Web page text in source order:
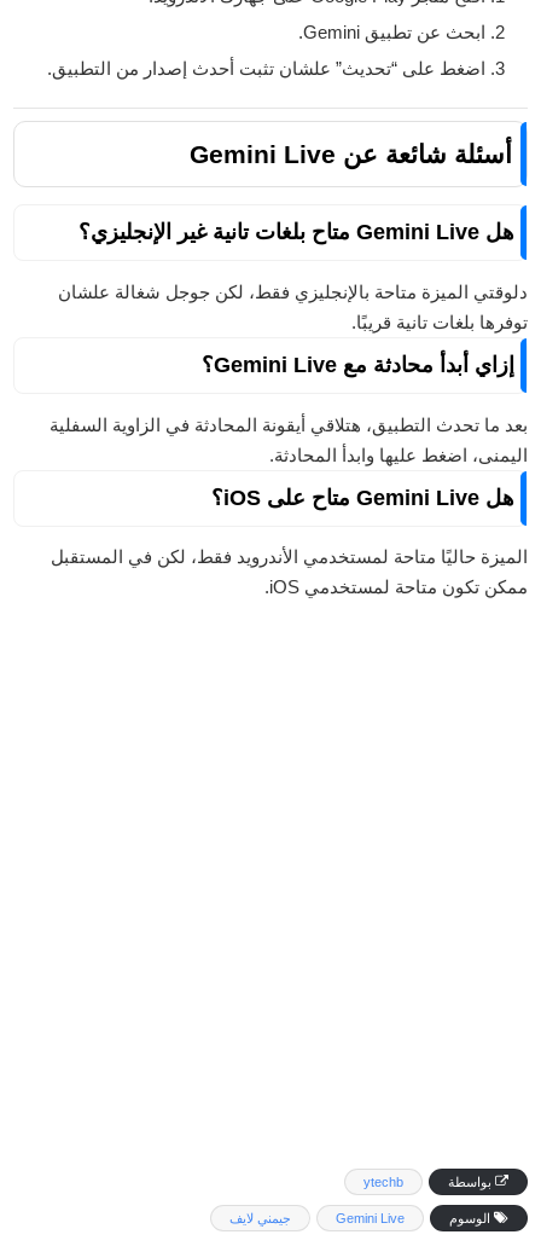
ابحث عن تطبيق Gemini.
اضغط على “تحديث” علشان تثبت أحدث إصدار من التطبيق.
أسئلة شائعة عن Gemini Live
هل Gemini Live متاح بلغات تانية غير الإنجليزي؟
دلوقتي الميزة متاحة بالإنجليزي فقط، لكن جوجل شغالة علشان
توفرها بلغات تانية قريبًا.
إزاي أبدأ محادثة مع Gemini Live؟
بعد ما تحدث التطبيق، هتلاقي أيقونة المحادثة في الزاوية السفلية
اليمنى، اضغط عليها وابدأ المحادثة.
هل Gemini Live متاح على iOS؟
الميزة حاليًا متاحة لمستخدمي الأندرويد فقط، لكن في المستقبل
ممكن تكون متاحة لمستخدمي iOS.
بواسطة ytechb
الوسوم Gemini Live جيمني لايف